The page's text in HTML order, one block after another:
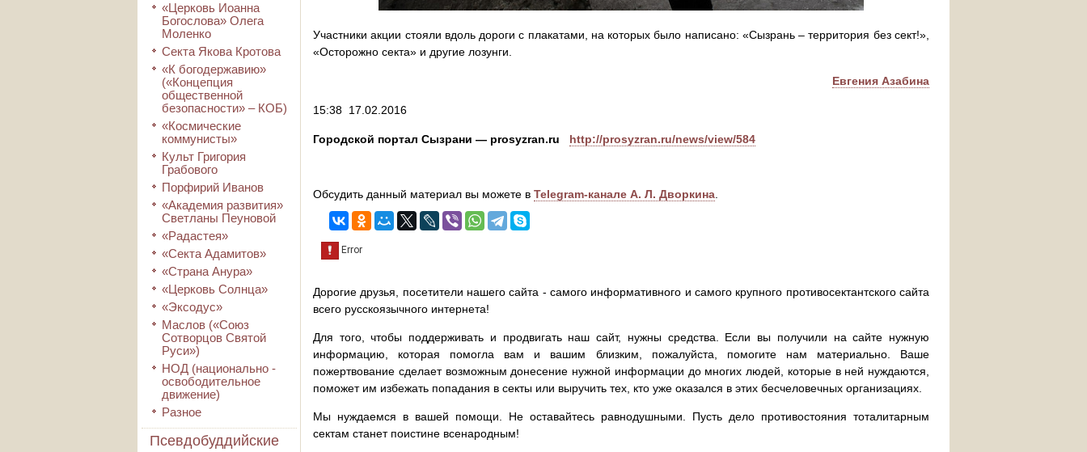
«Церковь Иоанна
Богослова» Олега
Моленко
Секта Якова Кротова
«К богодержавию»
(«Концепция
общественной
безопасности» – КОБ)
«Космические
коммунисты»
Культ Григория
Грабового
Порфирий Иванов
«Академия развития»
Светланы Пеуновой
«Радастея»
«Секта Адамитов»
«Страна Анура»
«Церковь Солнца»
«Эксодус»
Маслов («Союз
Сотворцов Святой
Руси»)
НОД (национально -
освободительное
движение)
Разное
Псевдобуддийские
Участники акции стояли вдоль дороги с плакатами, на которых было написано: «Сызрань – территория без сект!»,
«Осторожно секта» и другие лозунги.
Евгения Азабина
15:38 17.02.2016
Городской портал Сызрани — prosyzran.ru http://prosyzran.ru/news/view/584
Обсудить данный материал вы можете в Telegram-канале А. Л. Дворкина
Дорогие друзья, посетители нашего сайта - самого информативного и самого крупного противосектантского сайта
всего русскоязычного интернета!
Для того, чтобы поддерживать и продвигать наш сайт, нужны средства. Если вы получили на сайте нужную
информацию, которая помогла вам и вашим близким, пожалуйста, помогите нам материально. Ваше
пожертвование сделает возможным донесение нужной информации до многих людей, которые в ней нуждаются,
поможет им избежать попадания в секты или выручить тех, кто уже оказался в этих бесчеловечных организациях.
Мы нуждаемся в вашей помощи. Не оставайтесь равнодушными. Пусть дело противостояния тоталитарным
сектам станет поистине всенародным!